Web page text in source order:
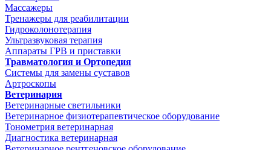
Массажеры
Тренажеры для реабилитации
Гидроколонотерапия
Ультразвуковая терапия
Аппараты ГРВ и приставки
Травматология и Ортопедия
Системы для замены суставов
Артроскопы
Ветеринария
Ветеринарные светильники
Ветеринарное физиотерапевтическое оборудование
Тонометрия ветеринарная
Диагностика ветеринарная